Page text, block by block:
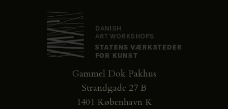
Gammel Dok Pakhus
Strandgade 27 B
1401 København K